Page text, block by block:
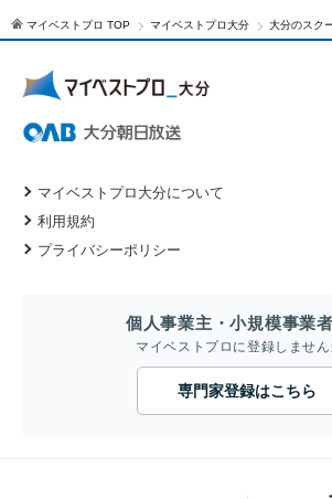
マイベストプロ TOP マイベストプロ大分 大分のスク
マイベストプロ大分について
利用規約
プライバシーポリシー
個人事業主・小規模事業
マイベストプロに登録しません
専門家登録はこちら